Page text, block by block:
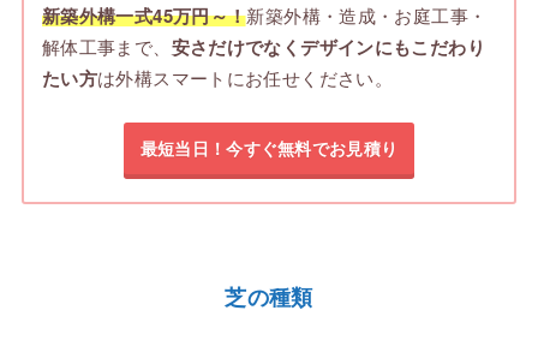
新築外構一式45万円～！新築外構・造成・お庭工事・
解体工事まで、 安さだけでなくデザインにもこだわり
たい方は外構スマートにお任せください。
最短当日！今すぐ無料でお見積り
芝の種類